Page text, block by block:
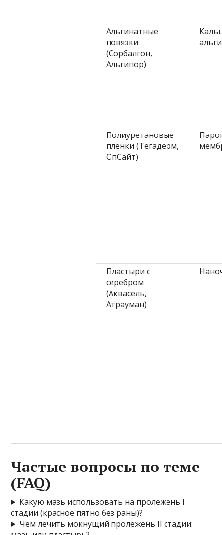
Альгинатные
повязки
(Сорбалгон,
Альгипор)
Полиуретановые
пленки (Тегадерм,
ОпСайт)
Пластыри с
серебром
(Аквасель,
Атрауман)
Частые вопросы по теме
(FAQ)
Какую мазь использовать на пролежень I
стадии (красное пятно без раны)?
Чем лечить мокнущий пролежень II стадии: